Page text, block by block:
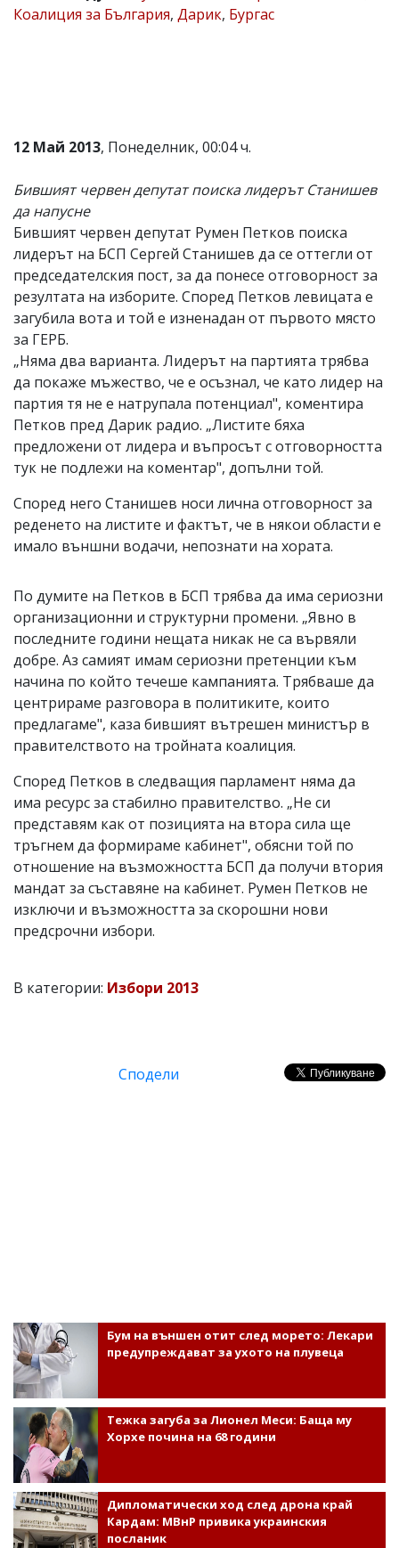
Коментарите
редакцията
отговорност
за
тях!
откриете
обиден
за
вас
коментар,
моля
сигнализирайте
ни!
Коалиция за България, Дарик, Бургас
12 Май 2013, Понеделник, 00:04 ч.
Бившият червен депутат поиска лидерът Станишев
да напусне
Бившият червен депутат Румен Петков поиска
лидерът на БСП Сергей Станишев да се оттегли от
председателския пост, за да понесе отговорност за
резултата на изборите. Според Петков левицата е
загубила вота и той е изненадан от първото място
за ГЕРБ.
„Няма два варианта. Лидерът на партията трябва
да покаже мъжество, че е осъзнал, че като лидер на
партия тя не е натрупала потенциал", коментира
Петков пред Дарик радио. „Листите бяха
предложени от лидера и въпросът с отговорността
тук не подлежи на коментар", допълни той.
Според него Станишев носи лична отговорност за
реденето на листите и фактът, че в някои области е
имало външни водачи, непознати на хората.
По думите на Петков в БСП трябва да има сериозни
организационни и структурни промени. „Явно в
последните години нещата никак не са вървяли
добре. Аз самият имам сериозни претенции към
начина по който течеше кампанията. Трябваше да
центрираме разговора в политиките, които
предлагаме", каза бившият вътрешен министър в
правителството на тройната коалиция.
Според Петков в следващия парламент няма да
има ресурс за стабилно правителство. „Не си
представям как от позицията на втора сила ще
тръгнем да формираме кабинет", обясни той по
отношение на възможността БСП да получи втория
мандат за съставяне на кабинет. Румен Петков не
изключи и възможността за скорошни нови
предсрочни избори.
В категории: Избори 2013
Сподели
Бум на външен отит след морето: Лекари
предупреждават за ухото на плувеца
Тежка загуба за Лионел Меси: Баща му
Хорхе почина на 68 години
Дипломатически ход след дрона край
Кардам: МВнР привика украинския
посланик